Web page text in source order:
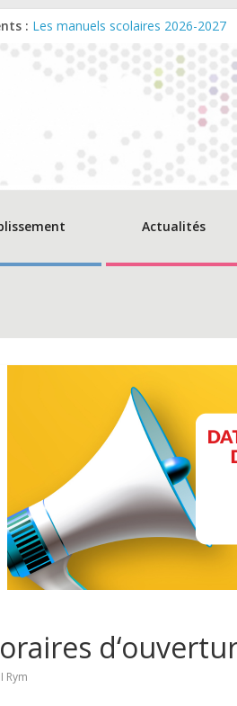
: Les manuels scolaires 2026-2027
Dates et horaires d‘ouverture de
Cérémonie de remise des
Décisions relevant du champs de
Avis d’appel à consultations:
Actualités
Rym